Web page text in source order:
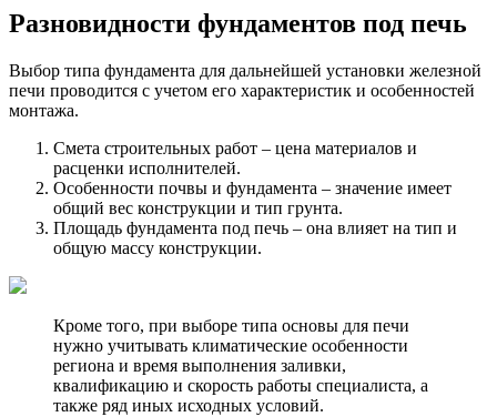
Разновидности фундаментов под печь
Выбор типа фундамента для дальнейшей установки железной
печи проводится с учетом его характеристик и особенностей
монтажа.
Смета строительных работ – цена материалов и
расценки исполнителей.
Особенности почвы и фундамента – значение имеет
общий вес конструкции и тип грунта.
Площадь фундамента под печь – она влияет на тип и
общую массу конструкции.
Кроме того, при выборе типа основы для печи
нужно учитывать климатические особенности
региона и время выполнения заливки,
квалификацию и скорость работы специалиста, а
также ряд иных исходных условий.